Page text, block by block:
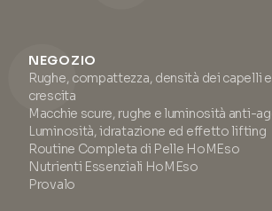
NEGOZIO
Rughe, compattezza, densità dei capelli
crescita
Macchie scure, rughe e luminosità anti-
Luminosità, idratazione ed effetto lifting
Routine Completa di Pelle HoMEso
Nutrienti Essenziali HoMEso
Provalo